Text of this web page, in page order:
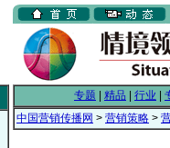
专题 精品 行业
中国营销传播网 > 营销策略 >